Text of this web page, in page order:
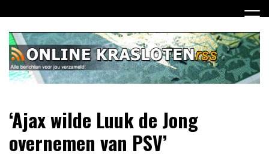
naar
inhoud
Online Krasloten RSS
jou verzameld
‘Ajax wilde Luuk de Jong
overnemen van PSV’